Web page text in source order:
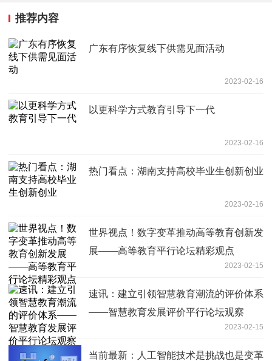
推荐内容
广东有序恢复线下供需见面活动
2023-02-16
以更科学方式教育引导下一代
2023-02-16
热门看点：湖南支持高校毕业生创新创业
2023-02-16
世界视点！数字变革推动高等教育创新发
展——高等教育平行论坛精彩观点
2023-02-15
速讯：建立引领智慧教育潮流的评价体系
——智慧教育发展评价平行论坛观察
2023-02-15
当前最新：人工智能技术是挑战也是变革